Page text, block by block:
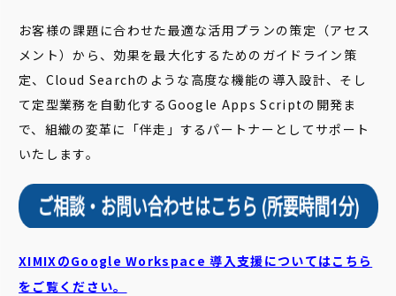
お客様の課題に合わせた最適な活用プランの策定（アセス
メント）から、効果を最大化するためのガイドライン策
定、Cloud Searchのような高度な機能の導入設計、そし
て定型業務を自動化するGoogle Apps Scriptの開発ま
で、組織の変革に「伴走」するパートナーとしてサポート
いたします。
XIMIXのGoogle Workspace 導入支援についてはこちら
をご覧ください。